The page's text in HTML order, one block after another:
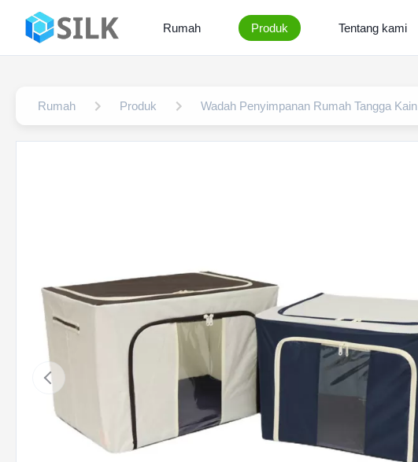
Rumah Produk Tentang kami
Rumah Produk Wadah Penyimpanan Rumah Tangga Kain